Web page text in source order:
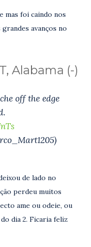
mas foi caindo nos
avanços no
Alabama (-)
off the edge
de lado no
perdeu muitos
ame ou odeie, ou
dia 2. Ficaria feliz